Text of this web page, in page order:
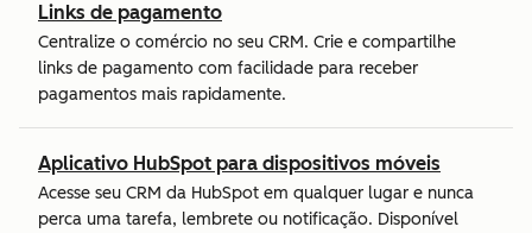
Links de pagamento
Centralize o comércio no seu CRM. Crie e compartilhe
links de pagamento com facilidade para receber
pagamentos mais rapidamente.
Aplicativo HubSpot para dispositivos móveis
Acesse seu CRM da HubSpot em qualquer lugar e nunca
perca uma tarefa, lembrete ou notificação. Disponível